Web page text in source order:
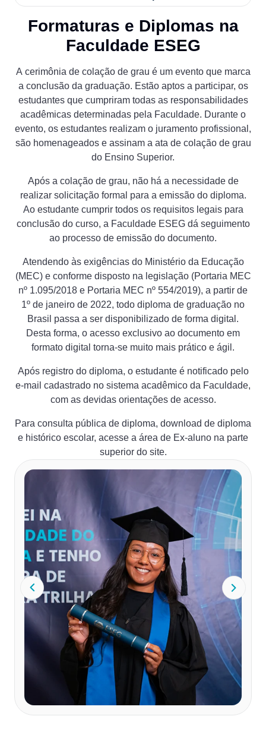
Formaturas e Diplomas na
Faculdade ESEG
A cerimônia de colação de grau é um evento que marca
a conclusão da graduação. Estão aptos a participar, os
estudantes que cumpriram todas as responsabilidades
acadêmicas determinadas pela Faculdade. Durante o
evento, os estudantes realizam o juramento profissional,
são homenageados e assinam a ata de colação de grau
do Ensino Superior.
Após a colação de grau, não há a necessidade de
realizar solicitação formal para a emissão do diploma.
Ao estudante cumprir todos os requisitos legais para
conclusão do curso, a Faculdade ESEG dá seguimento
ao processo de emissão do documento.
Atendendo às exigências do Ministério da Educação
(MEC) e conforme disposto na legislação (Portaria MEC
nº 1.095/2018 e Portaria MEC nº 554/2019), a partir de
1º de janeiro de 2022, todo diploma de graduação no
Brasil passa a ser disponibilizado de forma digital.
Desta forma, o acesso exclusivo ao documento em
formato digital torna-se muito mais prático e ágil.
Após registro do diploma, o estudante é notificado pelo
e-mail cadastrado no sistema acadêmico da Faculdade,
com as devidas orientações de acesso.
Para consulta pública de diploma, download de diploma
e histórico escolar, acesse a área de Ex-aluno na parte
superior do site.